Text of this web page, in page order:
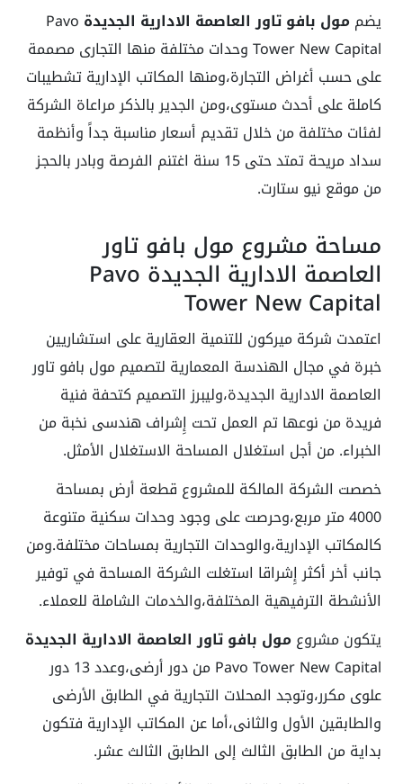
يضممول بافو تاور العاصمة الادارية الجديدة Pavo
Tower New Capital وحدات مختلفة منها التجارى مصممة
على حسب أغراض التجارة،ومنها المكاتب الإدارية تشطيبات
كاملة على أحدث مستوى،ومن الجدير بالذكر مراعاة الشركة
لفئات مختلفة من خلال تقديم أسعار مناسبة جداً وأنظمة
سداد مريحة تمتد حتى 15 سنة اغتنم الفرصة وبادر بالحجز
من موقع نيو ستارت.
مساحة مشروع مول بافو تاور
العاصمة الادارية الجديدة Pavo
Tower New Capital
اعتمدت شركة ميركون للتنمية العقارية على استشاريين
خبرة في مجال الهندسة المعمارية لتصميم مول بافو تاور
العاصمة الادارية الجديدة،وليبرز التصميم كتحفة فنية
فريدة من نوعها تم العمل تحت إِشراف هندسى نخبة من
الخبراء. من أجل استغلال المساحة الاستغلال الأمثل.
خصصت الشركة المالكة للمشروع قطعة أرض بمساحة
4000 متر مربع،وحرصت على وجود وحدات سكنية متنوعة
كالمكاتب الإدارية،والوحدات التجارية بمساحات مختلفة.ومن
جانب أخر أكثر إِشراقا استغلت الشركة المساحة في توفير
الأنشطة الترفيهية المختلفة،والخدمات الشاملة للعملاء.
يتكون مشروعمول بافو تاور العاصمة الادارية الجديدة
Pavo Tower New Capital من دور أرضى،وعدد 13 دور
علوى مكرر،وتوجد المحلات التجارية في الطابق الأرضى
والطابقين الأول والثانى،أما عن المكاتب الإدارية فتكون
بداية من الطابق الثالث إلى الطابق الثالث عشر.